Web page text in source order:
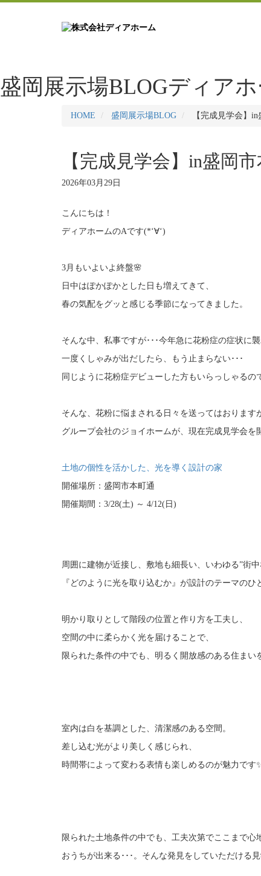
盛岡展示場BLOGディア
HOME 盛岡展示場BLOG 【完成見学会】
【完成見学会】in盛岡
2026年03月29日
こんにちは！
ディアホームのAです(*‘∀‘)
3月もいよいよ終盤🌸
日中はぽかぽかとした日も増えてきて、
春の気配をグッと感じる季節になってきました。
そんな中、私事ですが･･･今年急に花粉症の症状に
一度くしゃみが出だしたら、もう止まらない･･･
同じように花粉症デビューした方もいらっしゃるの
そんな、花粉に悩まされる日々を送ってはおります
グループ会社のジョイホームが、現在完成見学会を
土地の個性を活かした、光を導く設計の家
開催場所：盛岡市本町通
開催期間：3/28(土) ～ 4/12(日)
周囲に建物が近接し、敷地も細長い、いわゆる”街中
『どのように光を取り込むか』が設計のテーマのひ
明かり取りとして階段の位置と作り方を工夫し、
空間の中に柔らかく光を届けることで、
限られた条件の中でも、明るく開放感のある住まい
室内は白を基調とした、清潔感のある空間。
差し込む光がより美しく感じられ、
時間帯によって変わる表情も楽しめるのが魅力です
限られた土地条件の中でも、工夫次第でここまで心
おうちが出来る･･･。そんな発見をしていただける見